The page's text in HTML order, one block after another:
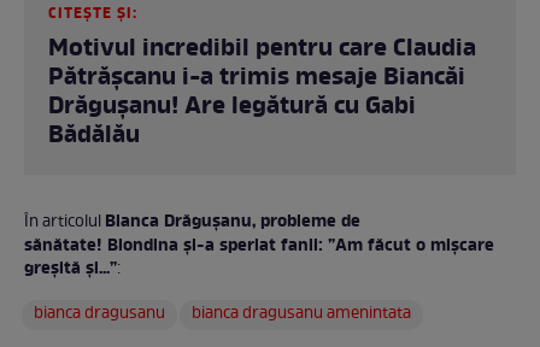
CITEȘTE ȘI:
Motivul incredibil pentru care Claudia
Pătrășcanu i-a trimis mesaje Biancăi
Drăgușanu! Are legătură cu Gabi
Bădălău
În articolulBianca Drăgușanu, probleme de
sănătate! Blondina și-a speriat fanii: ”Am făcut o mișcare
greșită și...”:
bianca dragusanu
bianca dragusanu amenintata